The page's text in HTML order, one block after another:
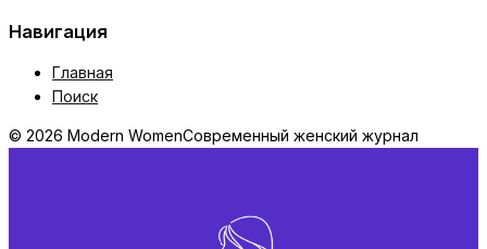
Навигация
Главная
Поиск
© 2026 Modern WomenСовременный женский журнал